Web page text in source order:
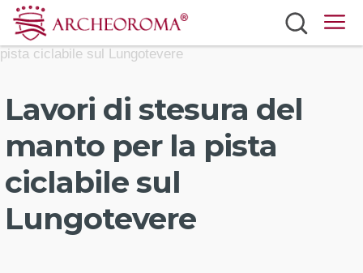
Siti
Eventi
Meteo
Italiano
ArcheoRoma/Media/ Lavori di stesura del manto per la
pista ciclabile sul Lungotevere
Lavori di stesura del
manto per la pista
ciclabile sul
Lungotevere